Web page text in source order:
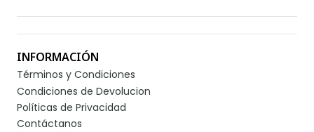
INFORMACIÓN
Términos y Condiciones
Condiciones de Devolucion
Políticas de Privacidad
Contáctanos